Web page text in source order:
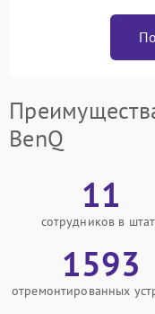
BenQ
11
сотрудников в
1593
отремонтированных